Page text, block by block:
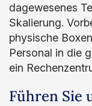
dagewesenes
Skalierung.
physische
Personal in die
ein
Führen Sie